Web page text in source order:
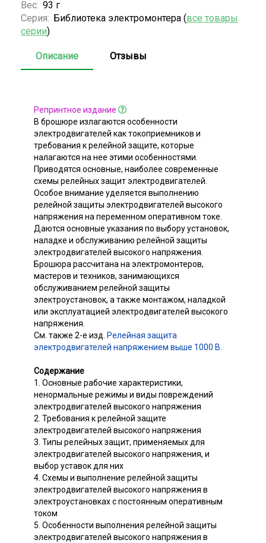
Вес: 93 г
Серия: Библиотека электромонтера (все товары
серии)
Описание Отзывы
Репринтное издание
В брошюре излагаются особенности
электродвигателей как токоприемников и
требования к релейной защите, которые
налагаются на нее этими особенностями.
Приводятся основные, наиболее современные
схемы релейных защит электродвигателей.
Особое внимание уделяется выполнению
релейной защиты электродвигателей высокого
напряжения на переменном оперативном токе.
Даются основные указания по выбору установок,
наладке и обслуживанию релейной защиты
электродвигателей высокого напряжения.
Брошюра рассчитана на электромонтеров,
мастеров и техников, занимающихся
обслуживанием релейной защиты
электроустановок, а также монтажом, наладкой
или эксплуатацией электродвигателей высокого
напряжения.
См. также 2-е изд. Релейная защита
электродвигателей напряжением выше 1000 В.
Содержание
1. Основные рабочие характеристики,
ненормальные режимы и виды повреждений
электродвигателей высокого напряжения
2. Требования к релейной защите
электродвигателей высокого напряжения
3. Типы релейных защит, применяемых для
электродвигателей высокого напряжения, и
выбор уставок для них
4. Схемы и выполнение релейной защиты
электродвигателей высокого напряжения в
электроустановках с постоянным оперативным
током
5. Особенности выполнения релейной защиты
электродвигателей высокого напряжения в